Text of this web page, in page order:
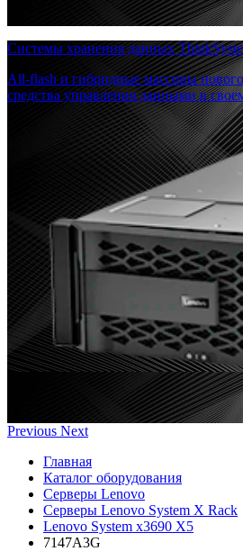
Системы хранения данных
All-flash и гибридные массивы
средства управления данными в
Previous Next
Главная
Каталог оборудования
Серверы Lenovo
Серверы Lenovo System X Rack
Lenovo System x3690 X5
7147A3G